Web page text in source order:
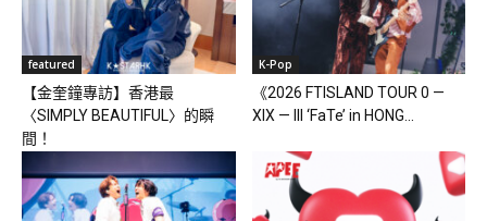
featured
【金奎鐘專訪】香港最
〈SIMPLY BEAUTIFUL〉的瞬
間！
K-Pop
《2026 FTISLAND TOUR 0 —
XIX — III ‘FaTe’ in HONG...